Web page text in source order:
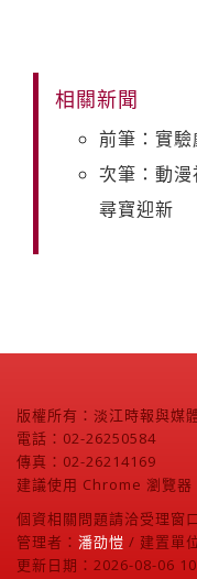
相關新聞
前筆：實
次筆：動
尋寶迎新
版權所有：淡江時報與媒
電話：02-26250584
傳真：02-26214169
建議使用 Chrome 瀏覽器
個資相關問題請洽受理窗
管理者： 潘劭愷 / 建置單
更新日期：2026-08-06